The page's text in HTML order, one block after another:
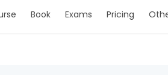
Book Exams Pricing